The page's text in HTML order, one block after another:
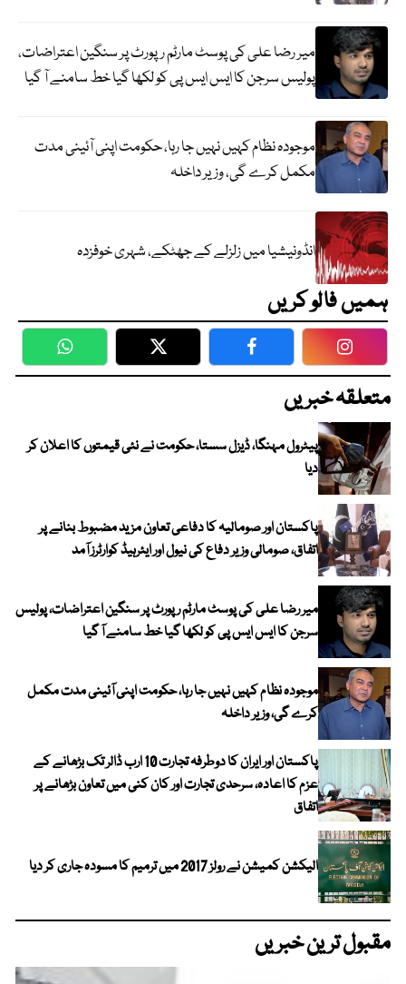
میر رضا علی کی پوسٹ مارٹم رپورٹ پر سنگین اعتراضات،
پولیس سرجن کا ایس ایس پی کو لکھا گیا خط سامنے آ گیا
موجودہ نظام کہیں نہیں جا رہا، حکومت اپنی آئینی مدت
مکمل کرے گی، وزیر داخلہ
انڈونیشیا میں زلزلے کے جھٹکے، شہری خوفزدہ
ہمیں فالو کریں
WhatsApp Twitter Facebook
متعلقہ خبریں
پیٹرول مہنگا، ڈیزل سستا، حکومت نے نئی قیمتوں کا اعلان کر
دیا
پاکستان اور صومالیہ کا دفاعی تعاون مزید مضبوط بنانے پر
اتفاق، صومالی وزیر دفاع کی نیول اور ایئرہیڈ کوارٹرز آمد
میر رضا علی کی پوسٹ مارٹم رپورٹ پر سنگین اعتراضات، پولیس
سرجن کا ایس ایس پی کو لکھا گیا خط سامنے آ گیا
موجودہ نظام کہیں نہیں جا رہا، حکومت اپنی آئینی مدت مکمل
کرے گی، وزیر داخلہ
پاکستان اور ایران کا دوطرفہ تجارت 10 ارب ڈالر تک بڑھانے کے
عزم کا اعادہ، سرحدی تجارت اور کان کنی میں تعاون بڑھانے پر
اتفاق
الیکشن کمیشن نے رولز 2017 میں ترمیم کا مسودہ جاری کر دیا
مقبول ترین خبریں